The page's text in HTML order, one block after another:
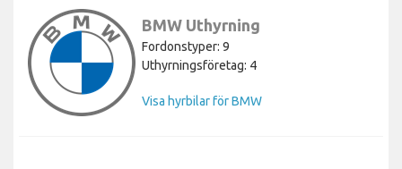
BMW Uthyrning
Fordonstyper: 9
Uthyrningsföretag: 4
Visa hyrbilar för BMW